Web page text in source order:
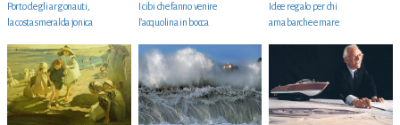
Porto degli argonauti,
la costa smeralda jonica
I cibi che fanno venire
l’acquolina in bocca
Idee regalo per chi
ama barche e mare